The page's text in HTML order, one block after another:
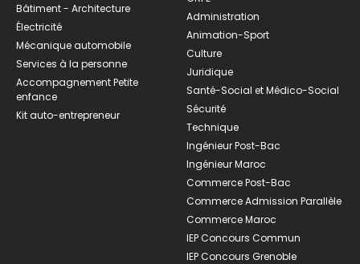
Bâtiment - Architecture
Électricité
Mécanique automobile
Services à la personne
Accompagnement Petite
enfance
Kit auto-entrepreneur
Administration
Animation-Sport
Culture
Juridique
Santé-Social et Médico-Social
Sécurité
Technique
Ingénieur Post-Bac
Ingénieur Maroc
Commerce Post-Bac
Commerce Admission Parallèle
Commerce Maroc
IEP Concours Commun
IEP Concours Grenoble